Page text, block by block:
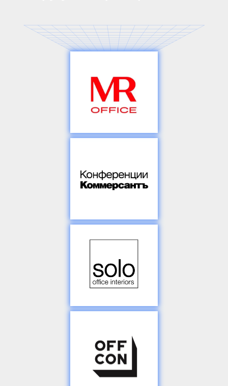
Функциональное
пространство всегда
красиво. Создав его, мы
просто добавляем все
необходимое.
Цифровая площадка для
дискуссий на самые
MR Group —
один из лидеров
в девелопменте жилой
и коммерческой
недвижимости
поставщик и
производитель офисной
мебели